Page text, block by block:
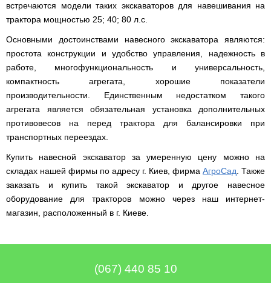
встречаются модели таких экскаваторов для навешивания на
трактора мощностью 25; 40; 80 л.с.
Основными достоинствами навесного экскаватора являются:
простота конструкции и удобство управления, надежность в
работе, многофункциональность и универсальность,
компактность агрегата, хорошие показатели
производительности. Единственным недостатком такого
агрегата является обязательная установка дополнительных
противовесов на перед трактора для балансировки при
транспортных переездах.
Купить навесной экскаватор за умеренную цену можно на
складах нашей фирмы по адресу г. Киев, фирма АгроСад . Также
заказать и купить такой экскаватор и другое навесное
оборудование для тракторов можно через наш интернет-
магазин, расположенный в г. Киеве.
мокрым
ТЭНом
механическим
управлением
Бойлеры
Clima
KUBUS
DRY
Водонагреватель
кубической
формы
двумя
ТЭНами
Бойлеры
EWT
Clima
кубической
сцеплением
и
минитракторы
Канадские
печи
Булерьян
с
варочной
Мотокосы
IRON
Электрокосы
IRON
ANGEL
Мотокосы
КЕНТАВР
Электрокосы
КЕНТАВР
Мотокосы
Электрокосы
VITALS
Мотокосы
Мотоблоки
КЕНТАВР
Мотоблоки
Мотоблоки
IRON
Мотоблоки
(Вейма)
FORTE
BULAT
Мотоблоки
Навесное
Удлинители
буру,
к
Шнеки
бура
AL-
Мотокультиватор
Hyundai
Мотокультиватор
Konner&Sohnen
STIGA
WEIMA
Мотокультиваторы FORTE
Мотокультиваторы ROBIX
Для
грязной
Iron
Angel
Кентавр
Мотопомпы
BULAT
Мотопомпы
Konner&Sohnen
Мотопомпы
Грунтозацепы
Полуоси
(ступицы)
Окучники
Картофелекопалки
Картофелесажалки
Сцепки
для
мотоблока
Плуги
Плоскорезы
БУР
Грабли
навесные
на
борона
для
минитрактора,
трактора
минитрактора,
Аккумуляторные
опрыскиватели
Мотоопрыскиватели
Твердотопливные
котлы
Отопительные
печи
Газовые
обогреватели
печи,
(067) 440 85 10